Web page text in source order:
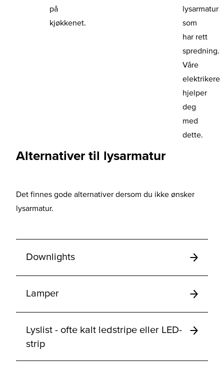
på
kjøkkenet.
lysarmatur
som
har rett
spredning.
Våre
elektrikere
hjelper
deg
med
dette.
Alternativer til lysarmatur
Det finnes gode alternativer dersom du ikke ønsker
lysarmatur.
Downlights
Lamper
Lyslist - ofte kalt ledstripe eller LED-
strip